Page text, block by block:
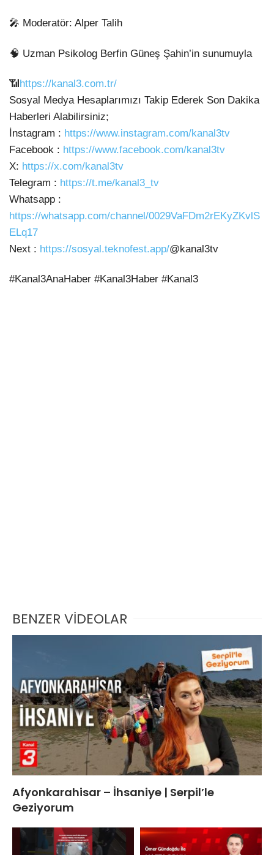
🎤 Moderatör: Alper Talih
🧠 Uzman Psikolog Berfin Güneş Şahin’in sunumuyla
📶https://kanal3.com.tr/
Sosyal Medya Hesaplarımızı Takip Ederek Son Dakika
Haberleri Alabilirsiniz;
İnstagram : https://www.instagram.com/kanal3tv
Facebook : https://www.facebook.com/kanal3tv
X: https://x.com/kanal3tv
Telegram : https://t.me/kanal3_tv
Whatsapp :
https://whatsapp.com/channel/0029VaFDm2rEKyZKvlS
ELq17
Next : https://sosyal.teknofest.app/@kanal3tv
#Kanal3AnaHaber #Kanal3Haber #Kanal3
BENZER VİDEOLAR
Afyonkarahisar – İhsaniye | Serpil’le
Geziyorum